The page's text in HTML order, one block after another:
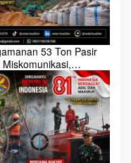
53 Ton Pasir